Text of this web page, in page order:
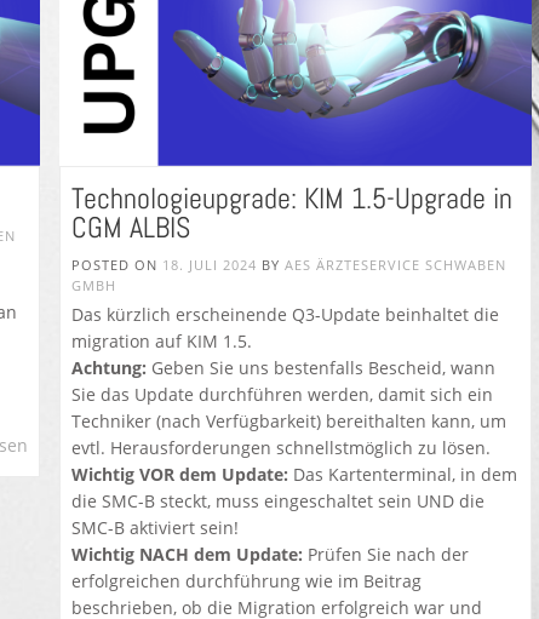
Technologieupgrade: KIM 1.5-Upgrade in
CGM ALBIS
POSTED ON 18. JULI 2024 BYAES ÄRZTESERVICE SCHWABEN
GMBH
Das kürzlich erscheinende Q3-Update beinhaltet die
migration auf KIM 1.5.
Achtung: Geben Sie uns bestenfalls Bescheid, wann
Sie das Update durchführen werden, damit sich ein
Techniker (nach Verfügbarkeit) bereithalten kann, um
evtl. Herausforderungen schnellstmöglich zu lösen.
Wichtig VOR dem Update: Das Kartenterminal, in dem
die SMC-B steckt, muss eingeschaltet sein UND die
SMC-B aktiviert sein!
Wichtig NACH dem Update: Prüfen Sie nach der
erfolgreichen durchführung wie im Beitrag
beschrieben, ob die Migration erfolgreich war und